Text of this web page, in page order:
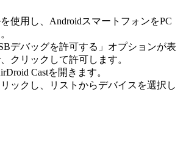
使用し、AndroidスマートフォンをPC
デバッグを許可する」オプションが表
クリックして許可します。
Castを開きます。
リックし、リストからデバイスを選択し